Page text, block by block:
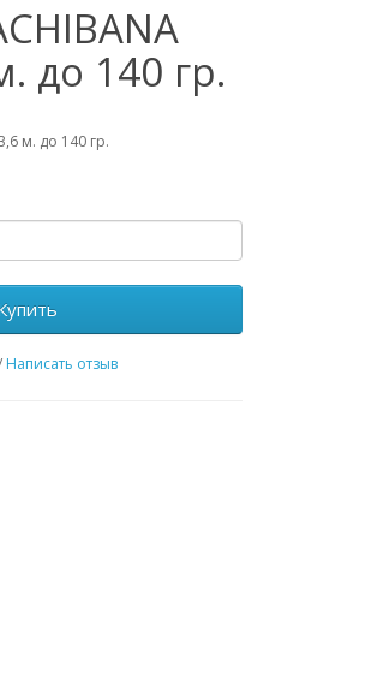
до 140 гр.
м. до 140 гр.
Написать отзыв